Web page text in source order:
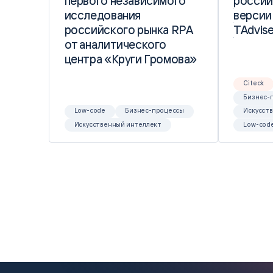
исследования
российского рынка RPA
от аналитического
центра «Круги Громова»
исследования
российского рынка RPA
от аналитического
центра «Круги Громова»
Low-code
Бизнес-процессы
Искусственный интеллект
Citeck
Бизнес-
Low-